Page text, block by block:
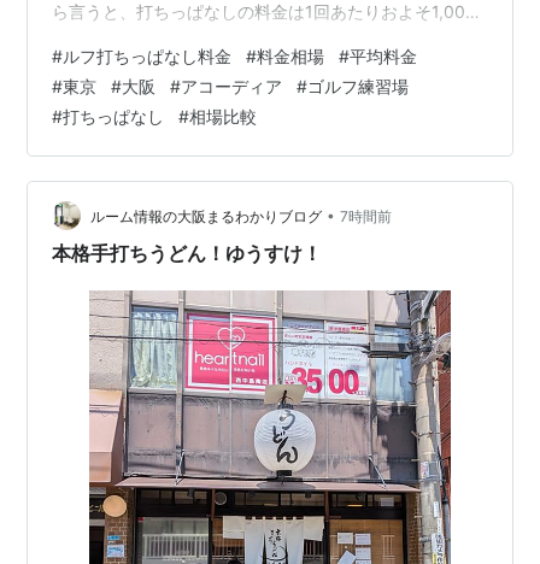
ら言うと、打ちっぱなしの料金は1回あたりおよそ1,000
という傾向があります。 この記事では、料金の仕組みや
地域ごとの相場、レンタルの値段、初心者が気になるポ
イントまで分かりやすくまとめています。「料金の相
場」「地域別の違い」「安く利用するコツ」までしっか
り解説します。 ゴルフ打ちっぱなし料金の相場と平均は
いくら？ 1回あたりの平均総額は1,…
#ルフ打ちっぱなし料金 #料金相場 #平均料金
#東京 #大阪 #アコーディア #ゴルフ練習場
#打ちっぱなし #相場比較
ルーム情報の大阪まるわかりブログ • 7時間前
本格手打ちうどん！ゆうすけ！